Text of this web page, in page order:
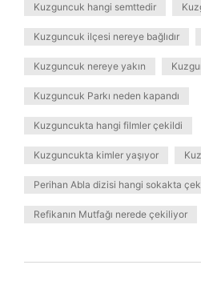
Kuzguncuk hangi semttedir
Kuzguncuk ilçesi nereye bağlıdır
Kuzguncuk nereye yakın
Kuzguncuk Parkı neden kapandı
Kuzguncukta hangi filmler çekildi
Kuzguncukta kimler yaşıyor
Perihan Abla dizisi hangi sokakta
Refikanın Mutfağı nerede çekiliyor